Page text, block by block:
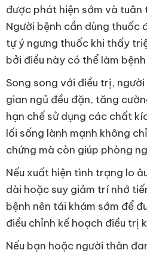
được phát hiện sớm và tuân
Người bệnh cần dùng thuốc
tự ý ngưng thuốc khi thấy
bởi điều này có thể làm
Song song với điều trị,
gian ngủ đều đặn, tăng
hạn chế sử dụng các chất
lối sống lành mạnh không
chứng mà còn giúp phòng
Nếu xuất hiện tình trạng lo
dài hoặc suy giảm trí nhớ
bệnh nên tái khám sớm để
điều chỉnh kế hoạch điều trị
Nếu bạn hoặc người thân